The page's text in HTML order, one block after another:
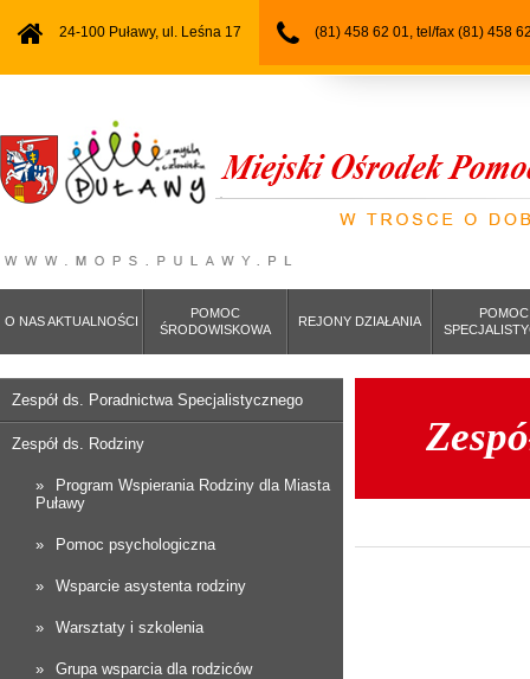
24-100 Puławy, ul. Leśna 17 (81) 458 62 01, tel/fax (81) 458
O NAS AKTUALNOŚCI
POMOC
ŚRODOWISKOWA
REJONY DZIAŁANIA
POMOC
Zespół ds. Poradnictwa Specjalistycznego
Zespół ds. Rodziny
Program Wspierania Rodziny dla Miasta
Puławy
Pomoc psychologiczna
Wsparcie asystenta rodziny
Warsztaty i szkolenia
Grupa wsparcia dla rodziców